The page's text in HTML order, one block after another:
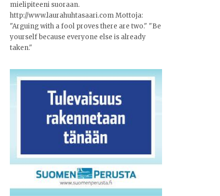
mielipiteeni suoraan.
http://www.laurahuhtasaari.com Mottoja:
"Arguing with a fool proves there are two." "Be
yourself because everyone else is already
taken."